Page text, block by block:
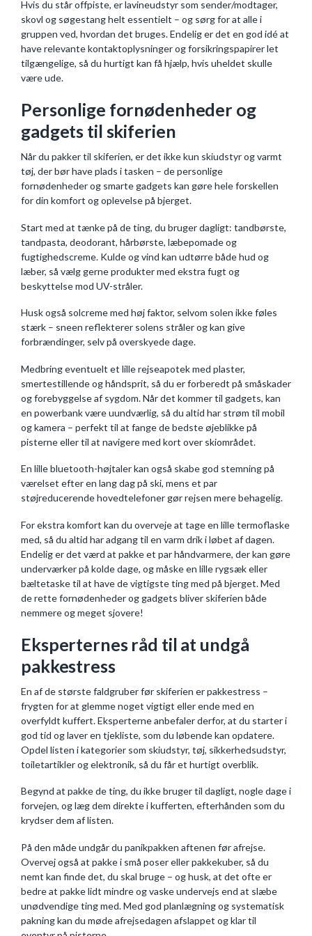
Hvis du står offpiste, er lavineudstyr som sender/modtager,
skovl og søgestang helt essentielt – og sørg for at alle i
gruppen ved, hvordan det bruges. Endelig er det en god idé at
have relevante kontaktoplysninger og forsikringspapirer let
tilgængelige, så du hurtigt kan få hjælp, hvis uheldet skulle
være ude.
Personlige fornødenheder og
gadgets til skiferien
Når du pakker til skiferien, er det ikke kun skiudstyr og varmt
tøj, der bør have plads i tasken – de personlige
fornødenheder og smarte gadgets kan gøre hele forskellen
for din komfort og oplevelse på bjerget.
Start med at tænke på de ting, du bruger dagligt: tandbørste,
tandpasta, deodorant, hårbørste, læbepomade og
fugtighedscreme. Kulde og vind kan udtørre både hud og
læber, så vælg gerne produkter med ekstra fugt og
beskyttelse mod UV-stråler.
Husk også solcreme med høj faktor, selvom solen ikke føles
stærk – sneen reflekterer solens stråler og kan give
forbrændinger, selv på overskyede dage.
Medbring eventuelt et lille rejseapotek med plaster,
smertestillende og håndsprit, så du er forberedt på småskader
og forebyggelse af sygdom. Når det kommer til gadgets, kan
en powerbank være uundværlig, så du altid har strøm til mobil
og kamera – perfekt til at fange de bedste øjeblikke på
pisterne eller til at navigere med kort over skiområdet.
En lille bluetooth-højtaler kan også skabe god stemning på
værelset efter en lang dag på ski, mens et par
støjreducerende hovedtelefoner gør rejsen mere behagelig.
For ekstra komfort kan du overveje at tage en lille termoflaske
med, så du altid har adgang til en varm drik i løbet af dagen.
Endelig er det værd at pakke et par håndvarmere, der kan gøre
underværker på kolde dage, og måske en lille rygsæk eller
bæltetaske til at have de vigtigste ting med på bjerget. Med
de rette fornødenheder og gadgets bliver skiferien både
nemmere og meget sjovere!
Eksperternes råd til at undgå
pakkestress
En af de største faldgruber før skiferien er pakkestress –
frygten for at glemme noget vigtigt eller ende med en
overfyldt kuffert. Eksperterne anbefaler derfor, at du starter i
god tid og laver en tjekliste, som du løbende kan opdatere.
Opdel listen i kategorier som skiudstyr, tøj, sikkerhedsudstyr,
toiletartikler og elektronik, så du får et hurtigt overblik.
Begynd at pakke de ting, du ikke bruger til dagligt, nogle dage i
forvejen, og læg dem direkte i kufferten, efterhånden som du
krydser dem af listen.
På den måde undgår du panikpakken aftenen før afrejse.
Overvej også at pakke i små poser eller pakkekuber, så du
nemt kan finde det, du skal bruge – og husk, at det ofte er
bedre at pakke lidt mindre og vaske undervejs end at slæbe
unødvendige ting med. Med god planlægning og systematisk
pakning kan du møde afrejsedagen afslappet og klar til